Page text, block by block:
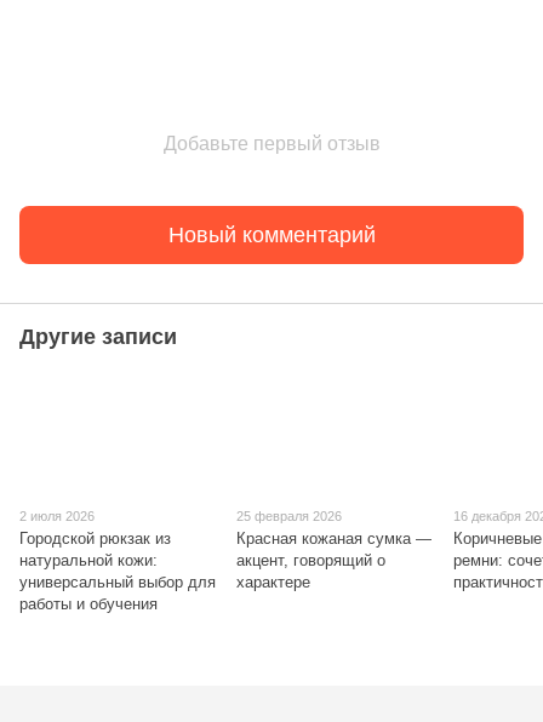
Добавьте первый отзыв
Новый комментарий
Другие записи
2 июля 2026
Городской рюкзак из
натуральной кожи:
универсальный выбор для
работы и обучения
25 февраля 2026
Красная кожаная сумка —
акцент, говорящий о
характере
16 декабря
ремни: